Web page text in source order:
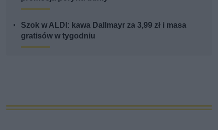
Szok w ALDI: kawa Dallmayr za 3,99 zł i masa
gratisów w tygodniu